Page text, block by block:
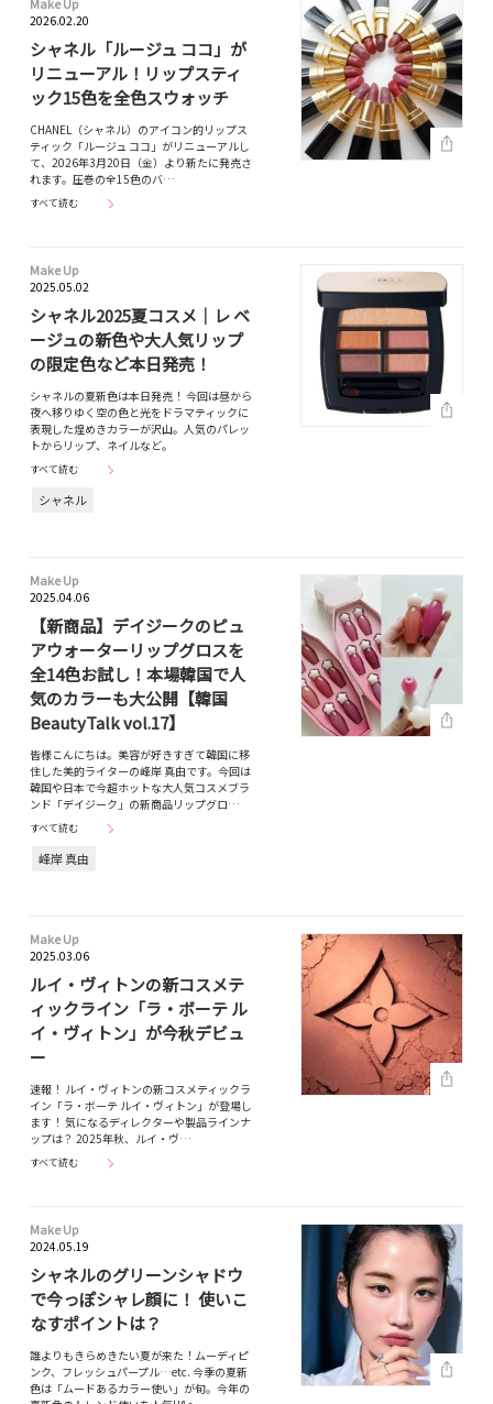
2026.02.20
シャネル「ルージュ ココ」が
リニューアル！リップスティ
ック15色を全色スウォッチ
CHANEL（シャネル）のアイコン的リップス
ティック「ルージュ ココ」がリニューアルし
て、2026年3月20日（金）より新たに発売さ
れます。圧巻の全15色のバ…
すべて読む
Make Up
2025.05.02
シャネル2025夏コスメ｜レ ベ
ージュの新色や大人気リップ
の限定色など本日発売！
シャネルの夏新色は本日発売！ 今回は昼から
夜へ移りゆく空の色と光をドラマティックに
表現した煌めきカラーが沢山。人気のパレッ
トからリップ、ネイルなど。
すべて読む
シャネル
Make Up
2025.04.06
【新商品】デイジークのピュ
アウォーターリップグロスを
全14色お試し！本場韓国で人
気のカラーも大公開【韓国
BeautyTalk vol.17】
皆様こんにちは。美容が好きすぎて韓国に移
住した美的ライターの峰岸 真由です。今回は
韓国や日本で今超ホットな大人気コスメブラ
ンド「デイジーク」の新商品リップグロ…
すべて読む
峰岸 真由
Make Up
2025.03.06
ルイ・ヴィトンの新コスメテ
ィックライン「ラ・ボーテ ル
イ・ヴィトン」が今秋デビュ
ー
速報！ ルイ・ヴィトンの新コスメティックラ
イン「ラ・ボーテ ルイ・ヴィトン」が登場し
ます！ 気になるディレクターや製品ラインナ
ップは？ 2025年秋、ルイ・ヴ…
すべて読む
Make Up
2024.05.19
シャネルのグリーンシャドウ
で今っぽシャレ顔に！ 使いこ
なすポイントは？
誰よりもきらめきたい夏が来た！ムーディピ
ンク、フレッシュパープル…etc. 今季の夏新
色は「ムードあるカラー使い」が旬。今年の